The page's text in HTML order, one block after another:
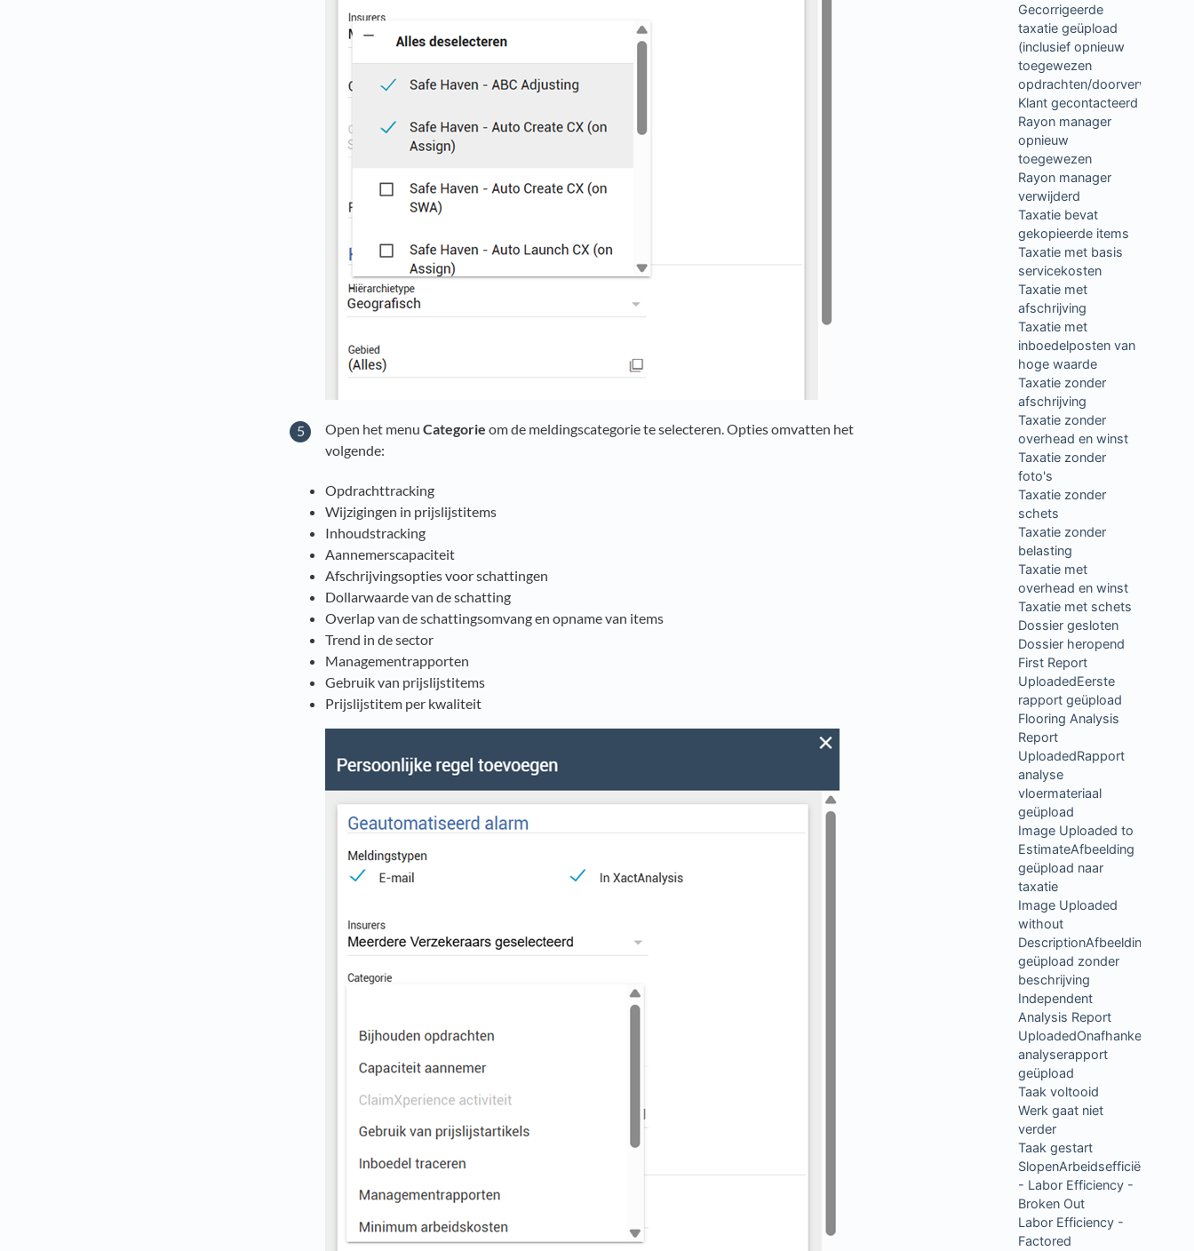
Open het menu Categorie om de meldingscategorie te selecteren. Opties omvatten het
volgende:
Opdrachttracking
Wijzigingen in prijslijstitems
Inhoudstracking
Aannemerscapaciteit
Afschrijvingsopties voor schattingen
Dollarwaarde van de schatting
Overlap van de schattingsomvang en opname van items
Trend in de sector
Managementrapporten
Gebruik van prijslijstitems
Prijslijstitem per kwaliteit
Gecorrigeerde
taxatie geüpload
(inclusief opnieuw
toegewezen
opdrachten/
Klant gecontacteerd
Rayon manager
opnieuw
toegewezen
Rayon manager
verwijderd
Taxatie bevat
gekopieerde items
Taxatie met basis
servicekosten
Taxatie met
afschrijving
Taxatie met
inboedelposten van
hoge waarde
Taxatie zonder
afschrijving
Taxatie zonder
overhead en winst
Taxatie zonder
foto's
Taxatie zonder
schets
Taxatie zonder
belasting
Taxatie met
overhead en winst
Taxatie met schets
Dossier gesloten
Dossier heropend
First Report
UploadedEerste
rapport geüpload
Flooring Analysis
Report
UploadedRapport
analyse
vloermateriaal
geüpload
Image Uploaded to
EstimateAfbeelding
geüpload naar
taxatie
Image Uploaded
without
DescriptionAfbeelding
geüpload zonder
beschrijving
Independent
Analysis Report
UploadedOnafhankelijk
analyserapport
geüpload
Taak voltooid
Werk gaat niet
verder
Taak gestart
SlopenArbeidsefficiëntie
- Labor Efficiency -
Broken Out
Labor Efficiency -
Factored